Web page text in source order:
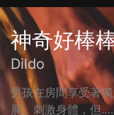
神奇好棒
Dildo
男孩在房間享受著
展、刺激身體，但